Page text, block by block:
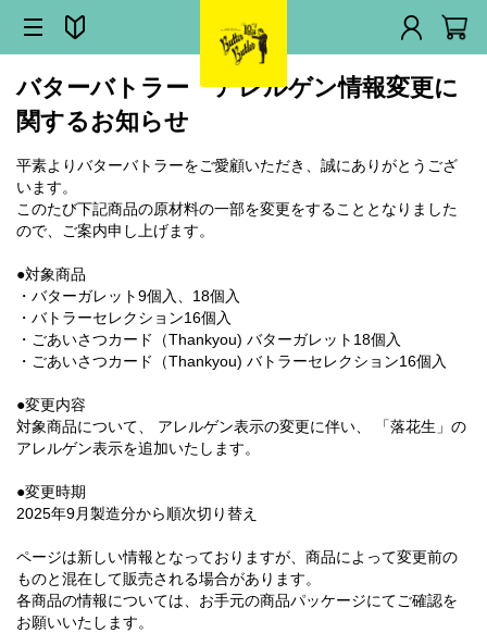
バターバトラー アレルゲン情報変更に
関するお知らせ
平素よりバターバトラーをご愛顧いただき、誠にありがとうござ
います。
このたび下記商品の原材料の一部を変更をすることとなりました
ので、ご案内申し上げます。
●対象商品
・バターガレット9個入、18個入
・バトラーセレクション16個入
・ごあいさつカード（Thankyou) バターガレット18個入
・ごあいさつカード（Thankyou) バトラーセレクション16個入
●変更内容
対象商品について、 アレルゲン表示の変更に伴い、 「落花生」の
アレルゲン表示を追加いたします。
●変更時期
2025年9月製造分から順次切り替え
ページは新しい情報となっておりますが、商品によって変更前の
ものと混在して販売される場合があります。
各商品の情報については、お手元の商品パッケージにてご確認を
お願いいたします。